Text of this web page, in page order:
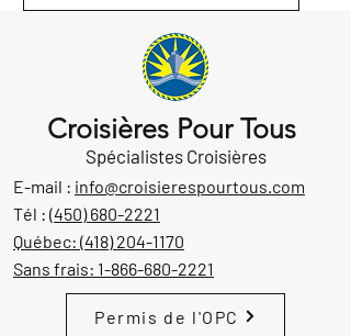
Croisières Pour Tous
Spécialistes Croisières
E-mail : info@croisierespourtous.com
Tél : (450) 680-2221
Québec: (418) 204-1170
Sans frais: 1-866-680-2221
Permis de l'OPC